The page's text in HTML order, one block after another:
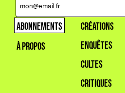
ABONNEMENTS
À PROPOS
CRÉATIONS
ENQUÊTES
CULTES
CRITIQUES